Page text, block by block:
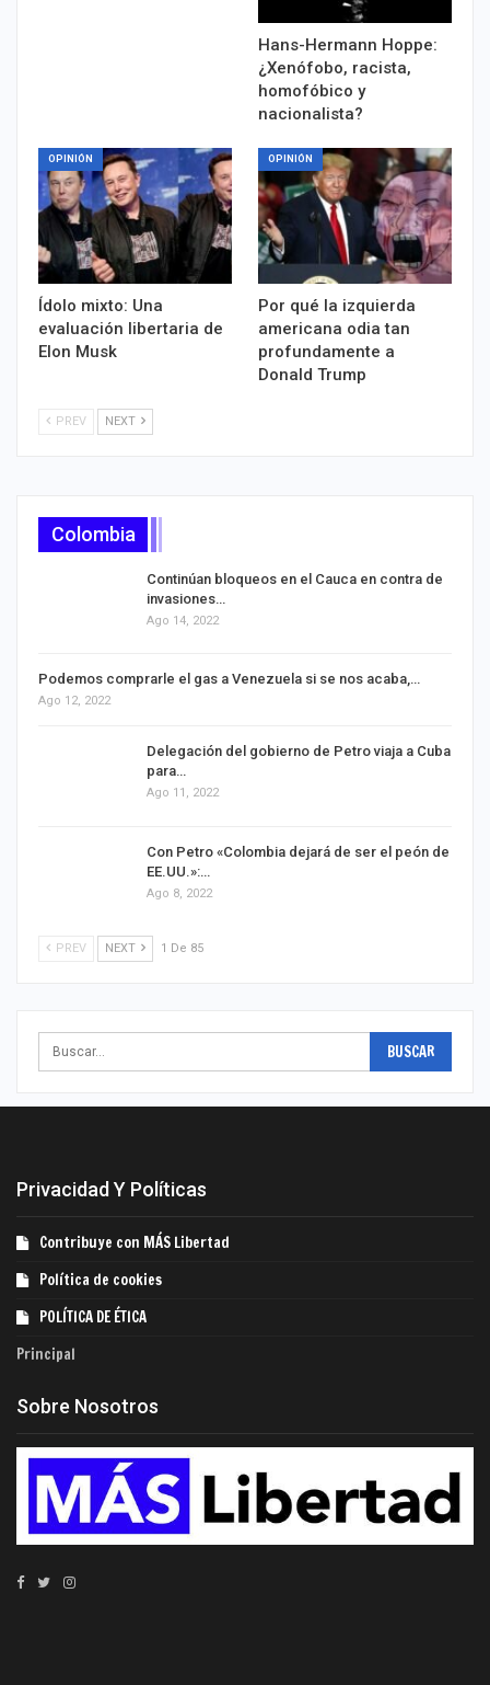
Hans-Hermann Hoppe:
¿Xenófobo, racista,
homofóbico y
nacionalista?
OPINIÓN
Ídolo mixto: Una
evaluación libertaria de
Elon Musk
OPINIÓN
Por qué la izquierda
americana odia tan
profundamente a
Donald Trump
PREV NEXT
Colombia
Continúan bloqueos en el Cauca en contra de
invasiones…
Ago 14, 2022
Podemos comprarle el gas a Venezuela si se nos acaba,…
Ago 12, 2022
Delegación del gobierno de Petro viaja a Cuba
para…
Ago 11, 2022
Con Petro «Colombia dejará de ser el peón de
EE.UU.»:…
Ago 8, 2022
PREV NEXT 1 De 85
Privacidad Y Políticas
Contribuye con MÁS Libertad
Política de cookies
POLÍTICA DE ÉTICA
Principal
Sobre Nosotros